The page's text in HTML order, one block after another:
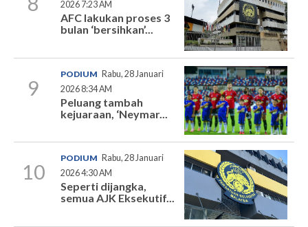
2026 7:23 AM
AFC lakukan proses 3
bulan ‘bersihkan’...
9
PODIUM Rabu, 28 Januari
2026 8:34 AM
Peluang tambah
kejuaraan, ‘Neymar...
10
PODIUM Rabu, 28 Januari
2026 4:30 AM
Seperti dijangka,
semua AJK Eksekutif...